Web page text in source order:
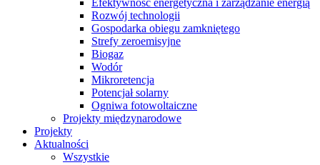
Efektywność energetyczna i zarządzanie energią
Rozwój technologii
Gospodarka obiegu zamkniętego
Strefy zeroemisyjne
Biogaz
Wodór
Mikroretencja
Potencjał solarny
Ogniwa fotowoltaiczne
Projekty międzynarodowe
Projekty
Aktualności
Wszystkie